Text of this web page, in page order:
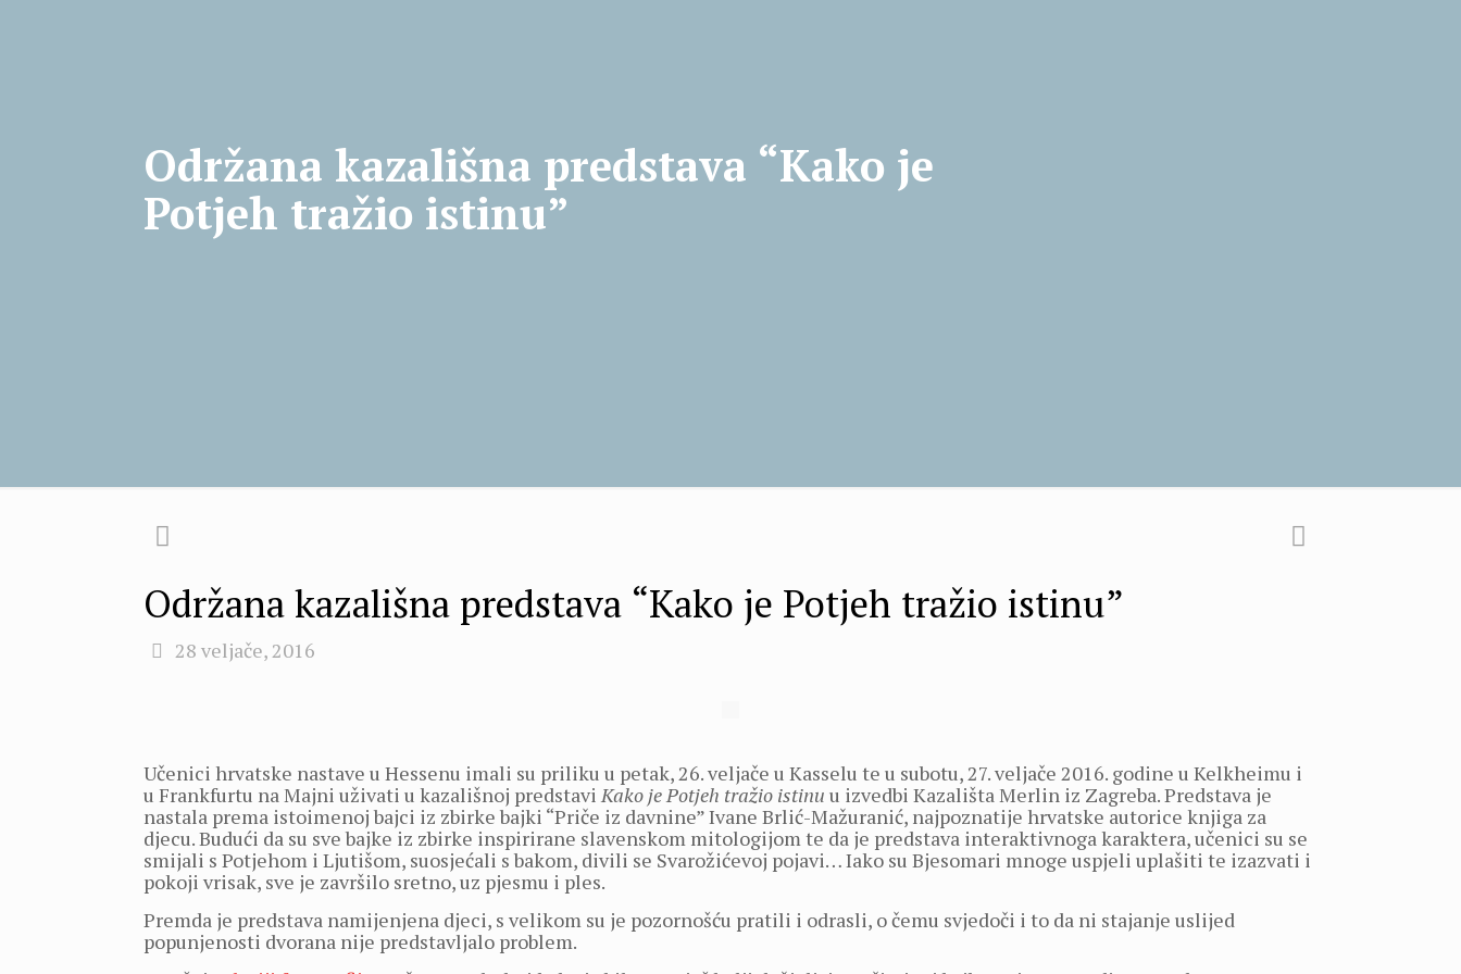
Održana kazališna predstava “Kako je
Potjeh tražio istinu”
Održana kazališna predstava “Kako je Potjeh tražio istinu”
28 veljače, 2016
Učenici hrvatske nastave u Hessenu imali su priliku u petak, 26. veljače u Kasselu te u subotu, 27. veljače 2016. godine u Kelkheimu i
u Frankfurtu na Majni uživati u kazališnoj predstaviKako je Potjeh tražio istinuu izvedbi Kazališta Merlin iz Zagreba. Predstava je
nastala prema istoimenoj bajci iz zbirke bajki “Priče iz davnine” Ivane Brlić-Mažuranić, najpoznatije hrvatske autorice knjiga za
djecu. Budući da su sve bajke iz zbirke inspirirane slavenskom mitologijom te da je predstava interaktivnoga karaktera, učenici su se
smijali s Potjehom i Ljutišom, suosjećali s bakom, divili se Svarožićevoj pojavi… Iako su Bjesomari mnoge uspjeli uplašiti te izazvati i
pokoji vrisak, sve je završilo sretno, uz pjesmu i ples.
Premda je predstava namijenjena djeci, s velikom su je pozornošću pratili i odrasli, o čemu svjedoči i to da ni stajanje uslijed
popunjenosti dvorana nije predstavljalo problem.